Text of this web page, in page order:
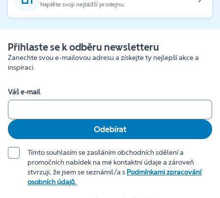
Najděte svoji nejbližší prodejnu.
Přihlaste se k odběru newsletteru
Zanechte svou e-mailovou adresu a získejte ty nejlepší akce a
inspiraci.
Váš e-mail
Odebírat
Tímto souhlasím se zasíláním obchodních sdělení a
promočních nabídek na mé kontaktní údaje a zároveň
stvrzuji, že jsem se seznámil/a s Podmínkami zpracování
osobních údajů.